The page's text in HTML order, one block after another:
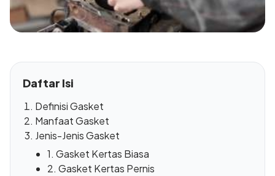
Daftar Isi
Definisi Gasket
Manfaat Gasket
Jenis-Jenis Gasket
1. Gasket Kertas Biasa
2. Gasket Kertas Pernis